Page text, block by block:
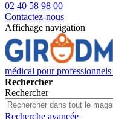
02 40 58 98 00
Contactez-nous
Affichage navigation
médical pour
Rechercher
Rechercher
Recherche avancée